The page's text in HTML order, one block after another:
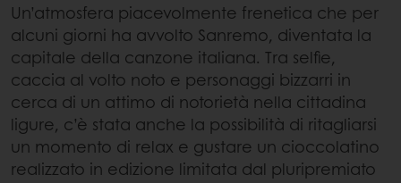
Un’atmosfera piacevolmente frenetica che per
alcuni giorni ha avvolto Sanremo, diventata la
capitale della canzone italiana. Tra selfie,
caccia al volto noto e personaggi bizzarri in
cerca di un attimo di notorietà nella cittadina
ligure, c’è stata anche la possibilità di ritagliarsi
un momento di relax e gustare un cioccolatino
realizzato in edizione limitata dal pluripremiato